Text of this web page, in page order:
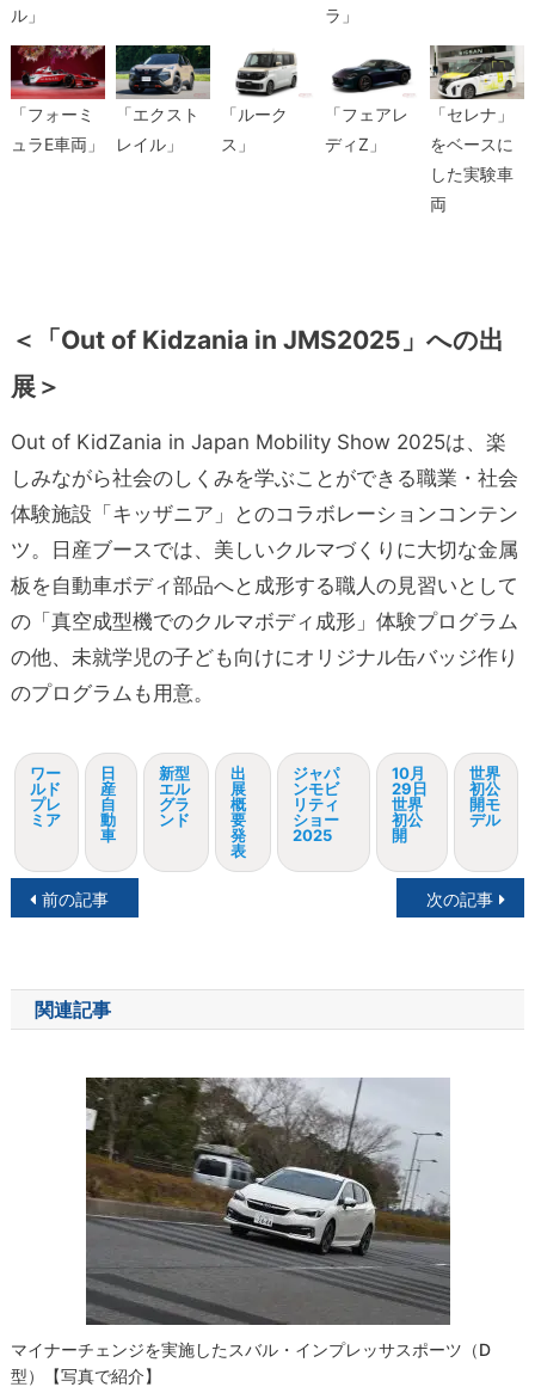
ル」
ラ」
「フォーミ
ュラE車両」
「エクスト
レイル」
「ルーク
ス」
「フェアレ
ディZ」
「セレナ」
をベースに
した実験車
両
＜「Out of Kidzania in JMS2025」への出
展＞
Out of KidZania in Japan Mobility Show 2025は、楽
しみながら社会のしくみを学ぶことができる職業・社会
体験施設「キッザニア」とのコラボレーションコンテン
ツ。日産ブースでは、美しいクルマづくりに大切な金属
板を自動車ボディ部品へと成形する職人の見習いとして
の「真空成型機でのクルマボディ成形」体験プログラム
の他、未就学児の子ども向けにオリジナル缶バッジ作り
のプログラムも用意。
ワー
ルド
プレ
ミア
日
産
自
動
車
新型
エル
グラ
ンド
出
展
概
要
発
表
ジャパ
ンモビ
リティ
ショー
2025
10月
29日
世界
初公
開
世界
初公
開モ
デル
投
ナ
ビ
前の記事 次の記事
関連記事
マイナーチェンジを実施したスバル・インプレッサスポーツ（D
型）【写真で紹介】